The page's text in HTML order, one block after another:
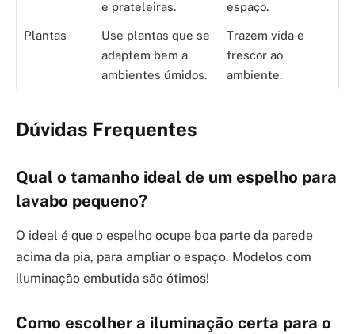
e prateleiras. espaço.
Plantas
Use plantas que se
adaptem bem a
ambientes úmidos.
Trazem vida e
frescor ao
ambiente.
Dúvidas Frequentes
Qual o tamanho ideal de um espelho para
lavabo pequeno?
O ideal é que o espelho ocupe boa parte da parede
acima da pia, para ampliar o espaço. Modelos com
iluminação embutida são ótimos!
Como escolher a iluminação certa para o